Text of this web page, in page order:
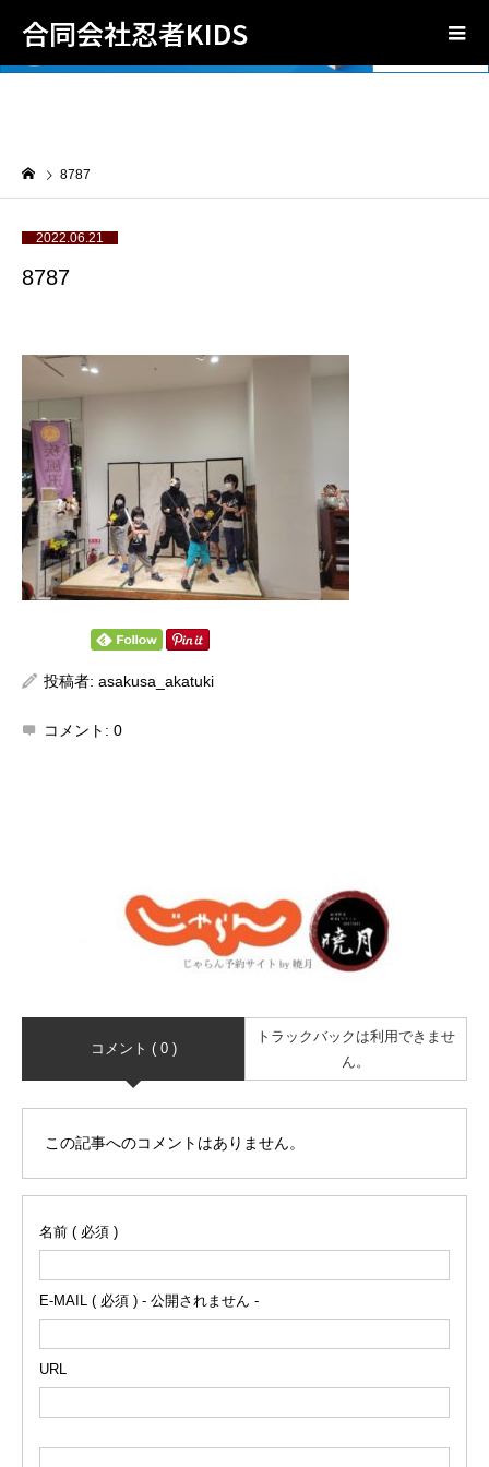
合同会社忍者KIDS
8787
2022.06.21
8787
投稿者: asakusa_akatuki
コメント: 0
コメント ( 0 )
トラックバックは利用できませ
ん。
この記事へのコメントはありません。
名前 ( 必須 )
E-MAIL ( 必須 ) - 公開されません -
URL